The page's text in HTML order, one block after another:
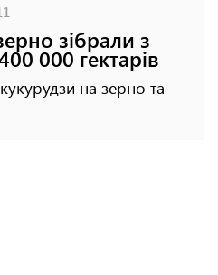
зібрали з
000 гектарів
на зерно та